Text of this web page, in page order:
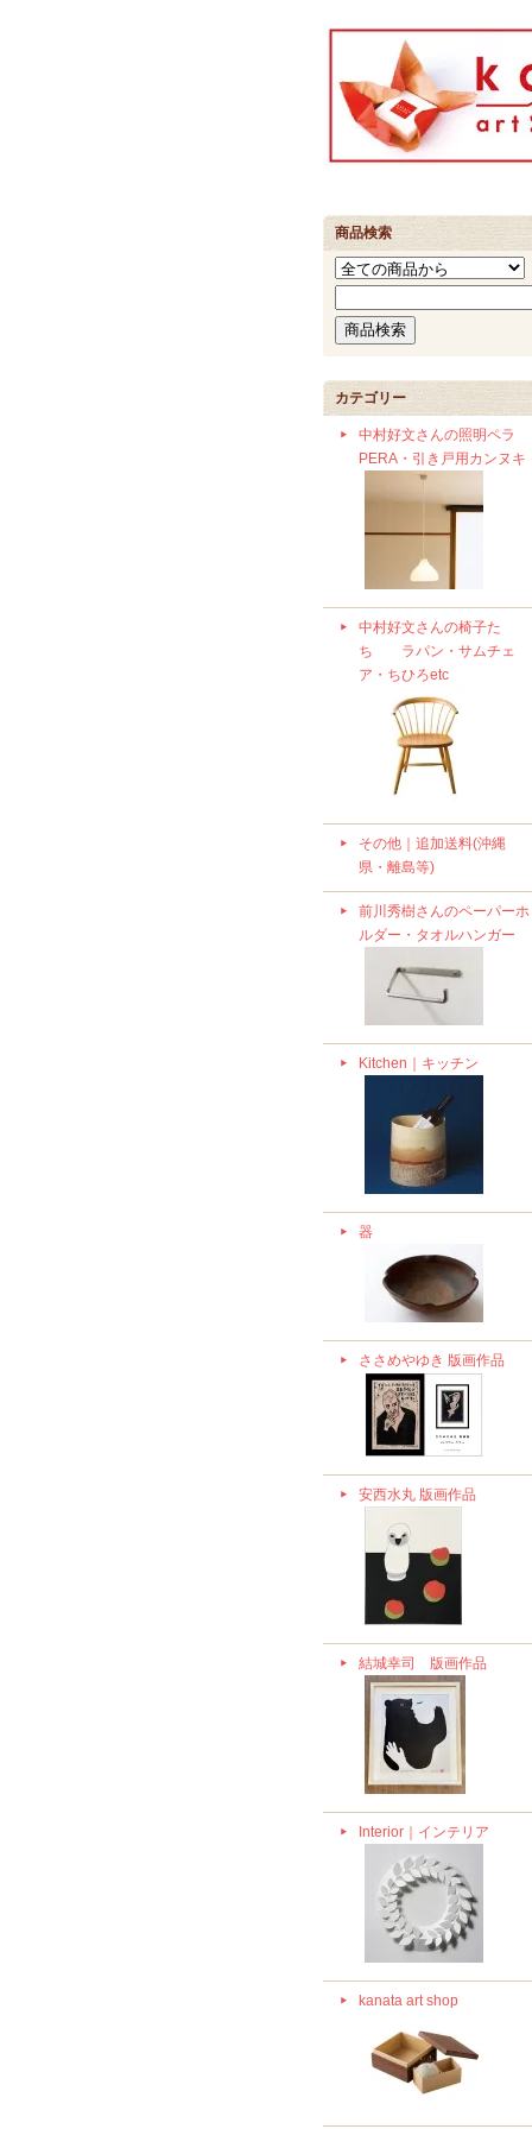
商品検索
カテゴリー
中村好文さんの照明ペラ
PERA・引き戸用カンヌキ
中村好文さんの椅子た
ち ラパン・サムチェ
ア・ちひろetc
その他｜追加送料(沖縄
県・離島等)
前川秀樹さんのペーパーホ
ルダー・タオルハンガー
Kitchen｜キッチン
器
ささめやゆき 版画作品
安西水丸 版画作品
結城幸司 版画作品
Interior｜インテリア
kanata art shop